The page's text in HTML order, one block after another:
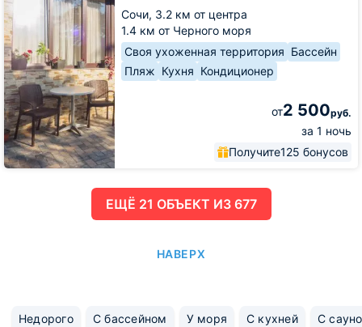
Сочи, 3.2 км от центра
1.4 км от Черного моря
Своя ухоженная территория Бассейн
Пляж Кухня Кондиционер
от2 500руб.
за 1 ночь
Получите125 бонусов
ЕЩË 21 ОБЪЕКТ ИЗ 677
НАВЕРХ
Недорого С бассейном У моря С кухней С